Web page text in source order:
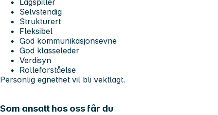
Selvstendig
Strukturert
Fleksibel
God kommunikasjonsevne
God klasseleder
Verdisyn
Rolleforståelse
Personlig egnethet vil bli vektlagt.
Som ansatt hos oss får du